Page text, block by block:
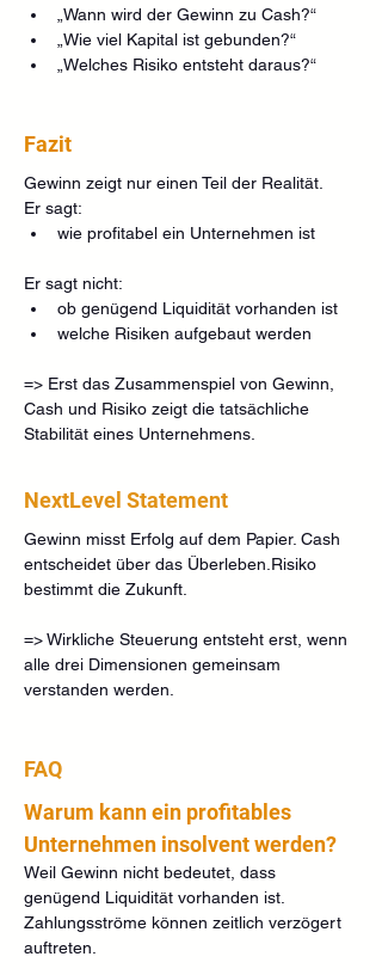
„Wann wird der Gewinn zu Cash?“
„Wie viel Kapital ist gebunden?“
„Welches Risiko entsteht daraus?“
Fazit
Gewinn zeigt nur einen Teil der Realität.
Er sagt:
wie profitabel ein Unternehmen ist
Er sagt nicht:
ob genügend Liquidität vorhanden ist
welche Risiken aufgebaut werden
=> Erst das Zusammenspiel von Gewinn,
Cash und Risiko zeigt die tatsächliche
Stabilität eines Unternehmens.
NextLevel Statement
Gewinn misst Erfolg auf dem Papier. Cash
entscheidet über das Überleben.Risiko
bestimmt die Zukunft.
=> Wirkliche Steuerung entsteht erst, wenn
alle drei Dimensionen gemeinsam
verstanden werden.
FAQ
Warum kann ein profitables
Unternehmen insolvent werden?
Weil Gewinn nicht bedeutet, dass
genügend Liquidität vorhanden ist.
Zahlungsströme können zeitlich verzögert
auftreten.